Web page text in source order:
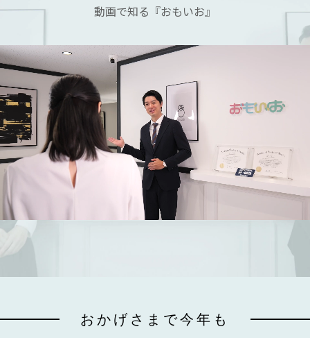
動画で知る『おもいお』
おかげさまで今年も